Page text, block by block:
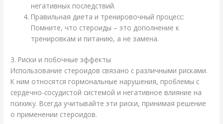
негативных последствий.
Правильная диета и тренировочный процесс:
Помните, что стероиды – это дополнение к
тренировкам и питанию, а не замена.
3. Риски и побочные эффекты
Использование стероидов связано с различными рисками.
К ним относятся гормональные нарушения, проблемы с
сердечно-сосудистой системой и негативное влияние на
психику. Всегда учитывайте эти риски, принимая решение
о применении стероидов.